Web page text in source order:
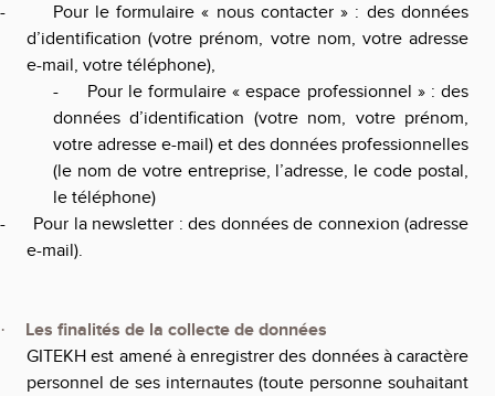
-
Pour le formulaire « nous contacter » : des données
d’identification (votre prénom, votre nom, votre adresse
e-mail, votre téléphone),
-
Pour le formulaire « espace professionnel » : des
données d’identification (votre nom, votre prénom,
votre adresse e-mail) et des données professionnelles
(le nom de votre entreprise, l’adresse, le code postal,
le téléphone)
-
Pour la newsletter : des données de connexion (adresse
e-mail).
·
Les finalités de la collecte de données
GITEKHest amené à enregistrer des données à caractère
personnel de ses internautes (toute personne souhaitant